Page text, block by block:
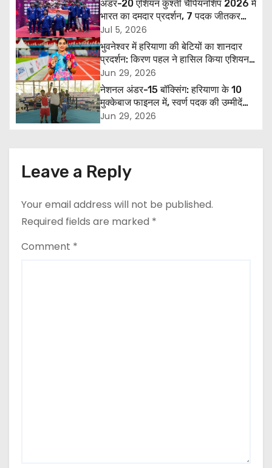
a
v
i
g
a
o
n
अंडर-20 एशियन कुश्ती चैंपियनशिप 2026 में
भारत का दमदार प्रदर्शन, 7 पदक जीतकर
ओवरऑल टीम ट्रॉफी में तीसरा स्थान
Jul 5, 2026
भुवनेश्वर में हरियाणा की बेटियों का शानदार
प्रदर्शन: किरण पहल ने हासिल किया एशियन
गेम्स क्वालिफाइंग स्टैंडर्ड, पूजा ने जीता कांस्य
पदक
Jun 29, 2026
नेशनल अंडर-15 बॉक्सिंग: हरियाणा के 10
मुक्केबाज फाइनल में, स्वर्ण पदक की उम्मीदें
बढ़ीं
Jun 29, 2026
Leave a Reply
Your email address will not be published.
Required fields are marked *
Comment *